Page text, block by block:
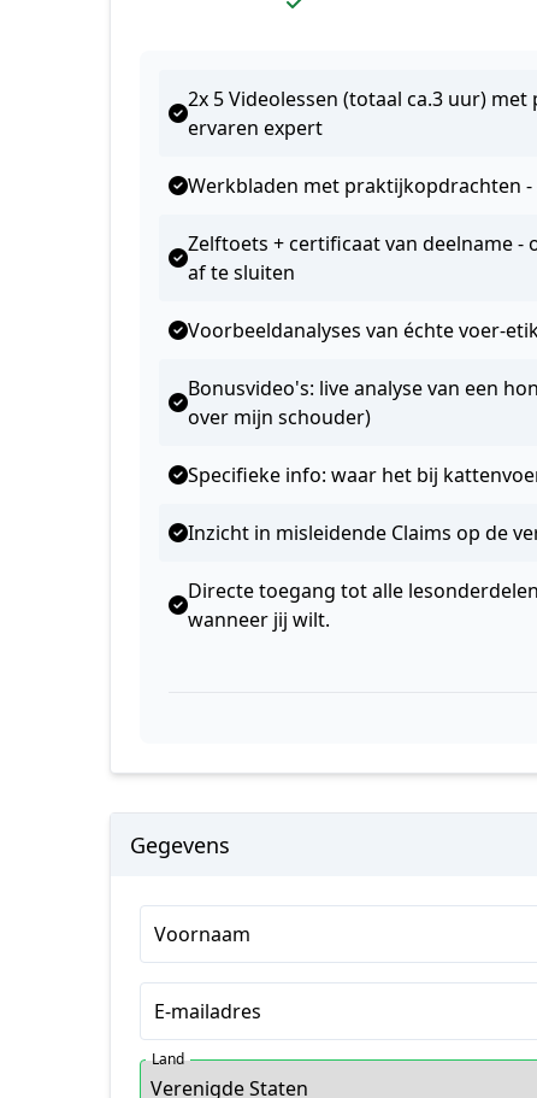
2x 5 Videolessen (totaal ca.3 uur)
ervaren expert
Werkbladen met praktijkopdrachten -
Zelftoets + certificaat van deelname
af te sluiten
Voorbeeldanalyses van échte voer-
Bonusvideo's: live analyse van een
over mijn schouder)
Specifieke info: waar het bij
Inzicht in misleidende Claims op de
Directe toegang tot alle
wanneer jij wilt.
Gegevens
Voornaam
E-mailadres
Land